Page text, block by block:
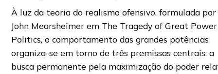
À luz da teoria do realismo ofensivo, formulada por
John Mearsheimer em The Tragedy of Great Power
Politics, o comportamento das grandes potências
organiza-se em torno de três premissas centrais: a
busca permanente pela maximização do poder